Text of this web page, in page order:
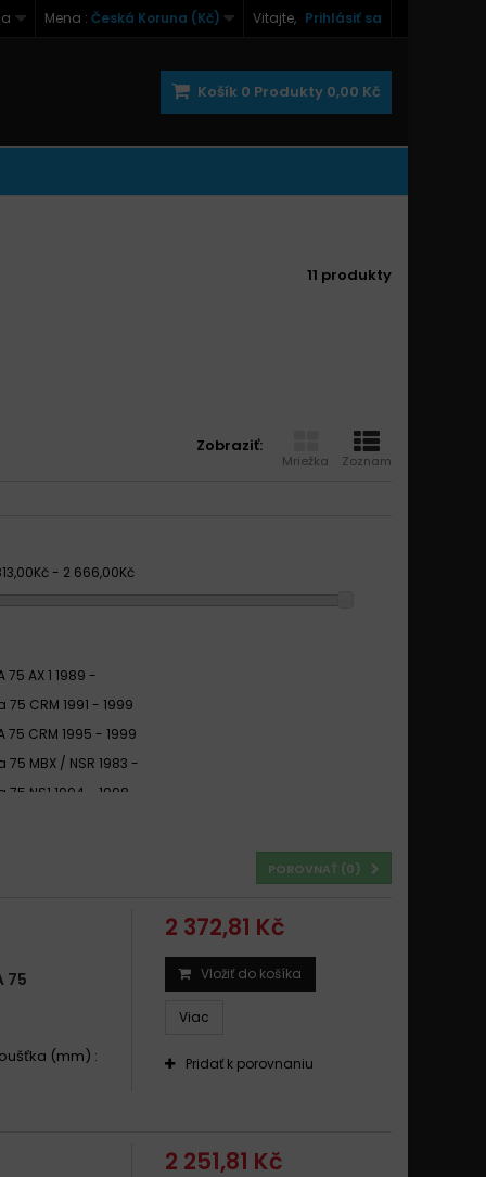
Vitajte, Prihlásiť sa
Mena : Česká Koruna (Kč)
Košík 0 Produkty 0,00 Kč
11 produkty
Zobraziť:
Mriežka Zoznam
- 2 666,00Kč
75 AX 1 1989 -
75 CRM 1991 - 1999
75 CRM 1995 - 1999
75 MBX / NSR 1983 -
75 NS1 1994 - 1998
POROVNAŤ (0)
75
(mm) :
2 372,81 Kč
Vložiť do košíka
Viac
Pridať k porovnaniu
2 251,81 Kč